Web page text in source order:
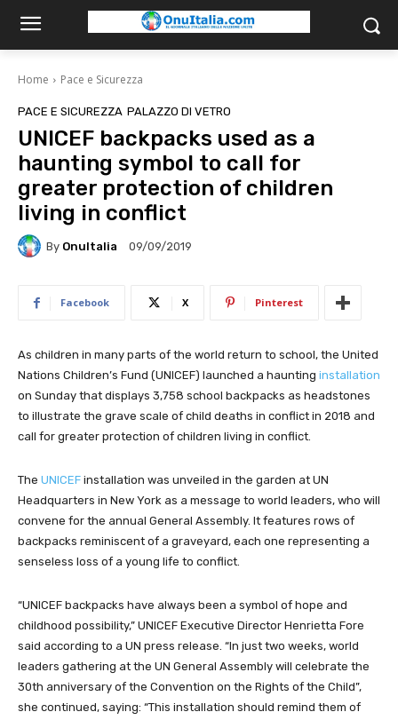
Home Pace e Sicurezza
PACE E SICUREZZA PALAZZO DI VETRO
UNICEF backpacks used as a
haunting symbol to call for
greater protection of children
living in conflict
By OnuItalia 09/09/2019
Facebook X Pinterest
As children in many parts of the world return to school, the United
Nations Children’s Fund (UNICEF) launched a haunting installation
on Sunday that displays 3,758 school backpacks as headstones
to illustrate the grave scale of child deaths in conflict in 2018 and
call for greater protection of children living in conflict.
The UNICEF installation was unveiled in the garden at UN
Headquarters in New York as a message to world leaders, who will
convene for the annual General Assembly. It features rows of
backpacks reminiscent of a graveyard, each one representing a
senseless loss of a young life to conflict.
“UNICEF backpacks have always been a symbol of hope and
childhood possibility,” UNICEF Executive Director Henrietta Fore
said according to a UN press release. “In just two weeks, world
leaders gathering at the UN General Assembly will celebrate the
30th anniversary of the Convention on the Rights of the Child”,
she continued, saying: “This installation should remind them of